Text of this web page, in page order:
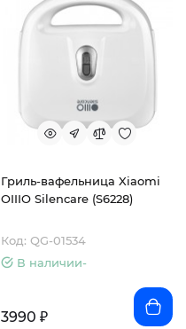
Гриль-вафельница Xiaomi
OIIIO Silencare (S6228)
Код: QG-01534
В наличии-
3990 ₽